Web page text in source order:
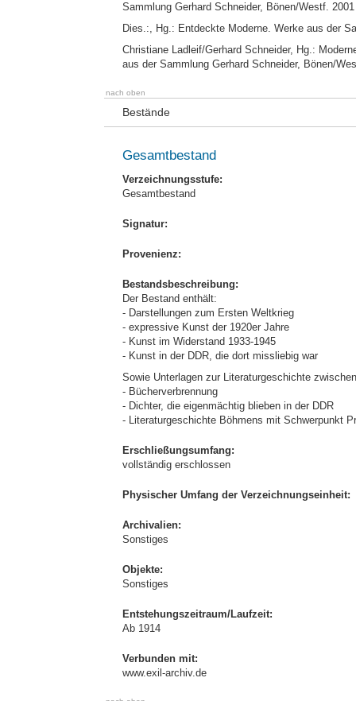
Sammlung Gerhard Schneider, Bönen/Westf. 2001
Dies.:, Hg.: Entdeckte Moderne. Werke aus der
Christiane Ladleif/Gerhard Schneider, Hg.:
aus der Sammlung Gerhard Schneider, Bönen/
nach oben
Bestände
Gesamtbestand
Verzeichnungsstufe:
Gesamtbestand
Signatur:
Provenienz:
Bestandsbeschreibung:
Der Bestand enthält:
- Darstellungen zum Ersten Weltkrieg
- expressive Kunst der 1920er Jahre
- Kunst im Widerstand 1933-1945
- Kunst in der DDR, die dort missliebig war
Sowie Unterlagen zur Literaturgeschichte
- Bücherverbrennung
- Dichter, die eigenmächtig blieben in der DDR
- Literaturgeschichte Böhmens mit Schwerpunkt
Erschließungsumfang:
vollständig erschlossen
Physischer Umfang der Verzeichnungseinheit:
Archivalien:
Sonstiges
Objekte:
Sonstiges
Entstehungszeitraum/Laufzeit:
Ab 1914
Verbunden mit:
www.exil-archiv.de